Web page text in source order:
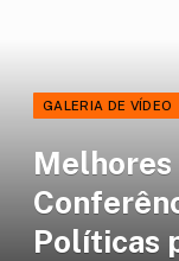
GALERIA DE VÍDEO
Melhores
Políticas